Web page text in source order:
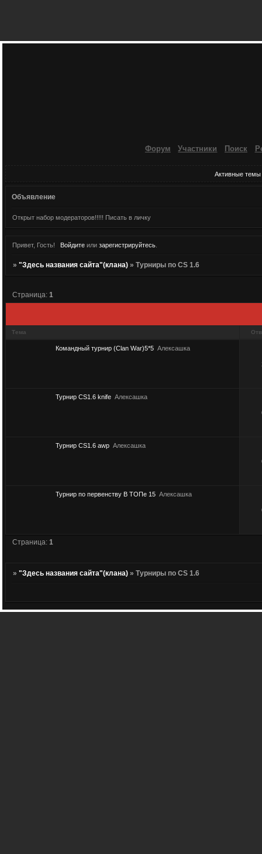
Форум Участники Поиск
Активные темы
Объявление
Открыт набор модераторов!!!!! Писать в личку
Привет, Гость! Войдитеили зарегистрируйтесь.
»"Здесь названия сайта"(клана) »Турниры по CS 1.6
Страница:1
Тема
Командный турнир (Clan War)5*5 Алексашка
Турнир CS1.6 knife Алексашка
Турнир CS1.6 awp Алексашка
Турнир по первенству В ТОПе 15 Алексашка
Страница:1
»"Здесь названия сайта"(клана) »Турниры по CS 1.6